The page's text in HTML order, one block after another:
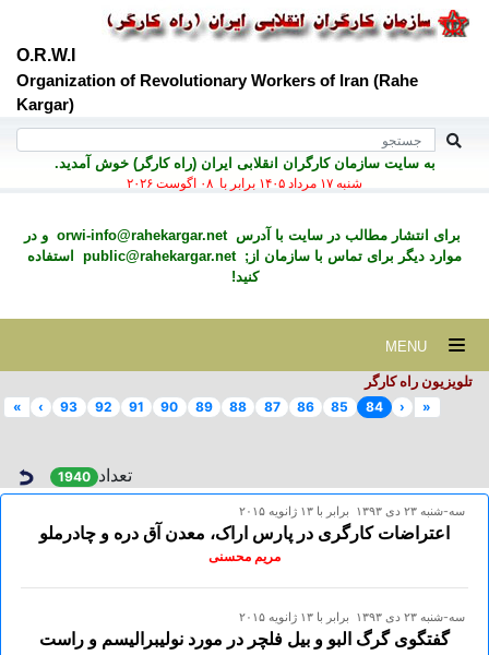
O.R.W.I
Organization of Revolutionary Workers of Iran (Rahe
Kargar)
به سايت سازمان کارگران انقلابی ايران (راه کارگر) خوش آمديد.
شنبه ۱۷ مرداد ۱۴۰۵ برابر با ۰۸ اگوست ۲۰۲۶
برای انتشار مطالب در سايت با آدرسorwi-info@rahekargar.net و در
موارد ديگر برای تماس با سازمان از;public@rahekargar.net
استفاده
کنید!
تلویزیون راه کارگر
«
‹
84
85
86
87
88
89
90
91
92
93
›
»
تعداد 1940
سه-شنبه ۲۳ دی ۱۳۹۳ برابر با ۱۳ ژانويه ۲۰۱۵
اعتراضات کارگری در پارس اراک، معدن آق دره و چادرملو
مریم محسنی
سه-شنبه ۲۳ دی ۱۳۹۳ برابر با ۱۳ ژانويه ۲۰۱۵
گفتگوی گرگ البو و بیل فلچر در مورد نولیبرالیسم و راست